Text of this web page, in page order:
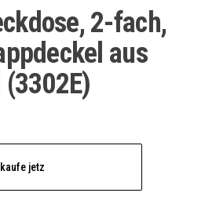
2-fach,
aus
kaufe jetz